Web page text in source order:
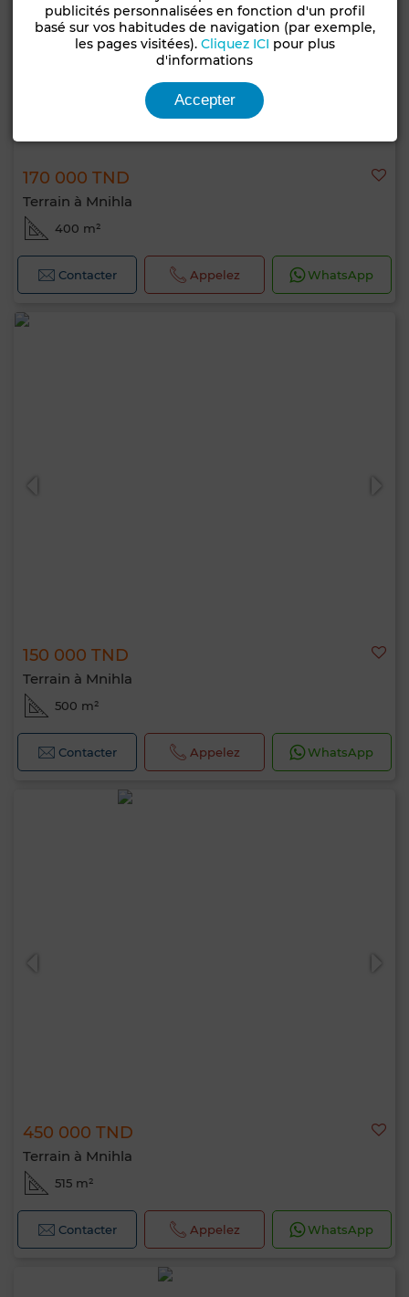
170 000 TND
Terrain à Mnihla
400 m²
Contacter Appelez WhatsApp
150 000 TND
Terrain à Mnihla
500 m²
Contacter Appelez WhatsApp
450 000 TND
Terrain à Mnihla
515 m²
Contacter Appelez WhatsApp
publicités personnalisées en fonction d'un profil
basé sur vos habitudes de navigation (par exemple,
les pages visitées). Cliquez ICI pour plus
d'informations
Accepter